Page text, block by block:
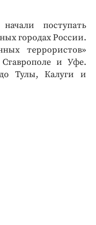
поступать
городах России.
террористов»
и Уфе.
Тулы, Калуги и